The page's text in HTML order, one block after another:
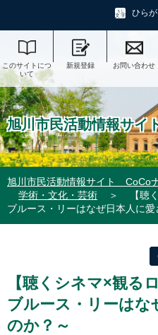
ひら
このサイトにつ
いて
新規登録 お問い合わせ
旭川市民活動情報サ
旭川市民活動情報サイト CoCo
学術・文化・芸術
＞
【聴
ブルース・リーはなぜ日本人に愛
【聴くシネマ×観る
ブルース・リーはな
のか？～